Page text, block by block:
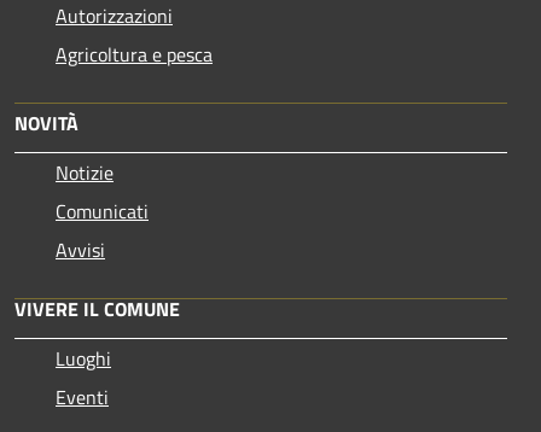
Autorizzazioni
Agricoltura e pesca
NOVITÀ
Notizie
Comunicati
Avvisi
VIVERE IL COMUNE
Luoghi
Eventi